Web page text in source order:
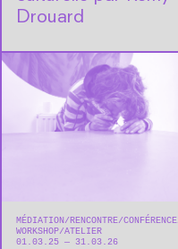
Drouard
MÉDIATION RENCONTRE/CONFÉRENCE
WORKSHOP/ATELIER
01.03.25 — 31.03.26